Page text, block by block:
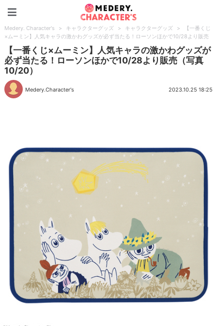
Medery. Character's > キャラクターグッズ > キャラクターグッズ >
【一番くじ
×ムーミン】人気キャラの激かわグッズが必ず当たる！ローソンほかで10/28より販売
【一番くじ×ムーミン】人気キャラの激かわグッズが
必ず当たる！ローソンほかで10/28より販売（写真
10/20）
Medery.Character's 2023.10.25 18:25